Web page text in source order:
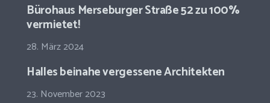
Bürohaus Merseburger Straße 52 zu 100%
vermietet!
28. März 2024
Halles beinahe vergessene Architekten
23. November 2023